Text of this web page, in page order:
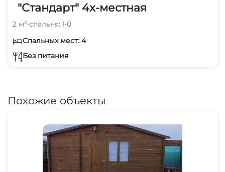
"Стандарт" 4х-местная
2 м²•спальня: 1•0
Спальных мест: 4
Без питания
Похожие объекты